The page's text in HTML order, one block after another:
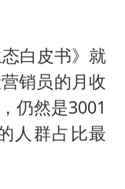
白皮书》就
销员的月收
仍然是3001
人群占比最